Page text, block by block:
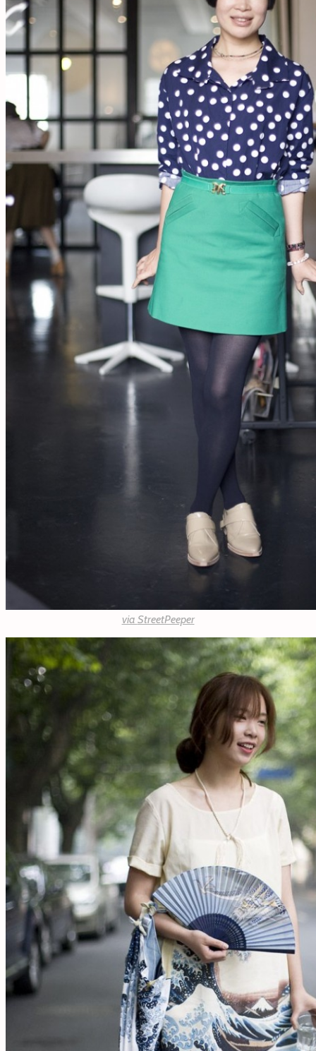
via StreetPeeper